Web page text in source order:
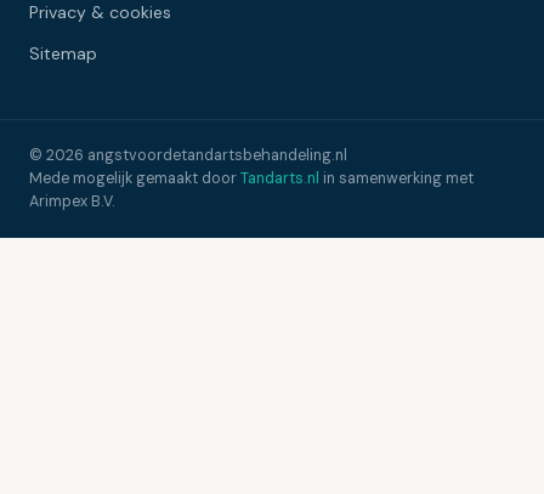
Privacy & cookies
Sitemap
© 2026 angstvoordetandartsbehandeling.nl
Mede mogelijk gemaakt doorTandarts.nl in samenwerking met
Arimpex B.V.